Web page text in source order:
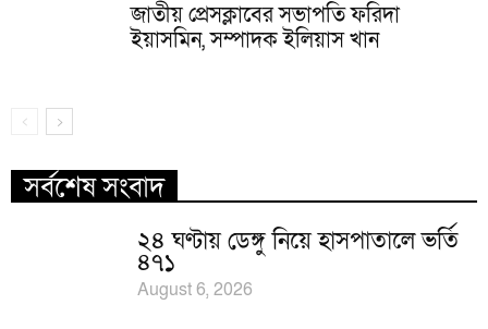
জাতীয় প্রেসক্লাবের সভাপতি ফরিদা
ইয়াসমিন, সম্পাদক ইলিয়াস খান
সর্বশেষ সংবাদ
২৪ ঘণ্টায় ডেঙ্গু নিয়ে হাসপাতালে ভর্তি
৪৭১
August 6, 2026